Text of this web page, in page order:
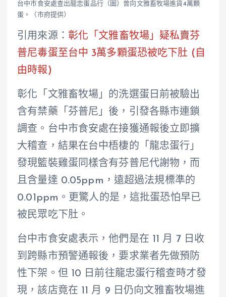
台中市食安處查出龍忠蛋品行（圖）曾向文雅畜牧場進貨4萬顆
蛋。（市府提供）
引用來源： 彰化「文雅畜牧場」疑私賣芬
普尼毒蛋至台中 3萬多顆蛋恐被吃下肚 (自
由時報)
彰化「文雅畜牧場」的洗選蛋日前被驗出
含有禁藥「芬普尼」後，引發各縣市連鎖
調查。台中市食安處在接獲通報後立即擴
大稽查，結果在台中梧棲的「龍忠蛋行」
發現籃裝雞蛋同樣含有芬普尼代謝物，而
且含量達 0.05ppm，遠超過法規標準的
0.01ppm。更驚人的是，這批蛋恐怕早已
被民眾吃下肚。
台中市食安處表示，他們是在 11 月 7 日收
到跨縣市預警通報後，要求業者先做預防
性下架。但 10 日前往龍忠蛋行稽查時才發
現，該店竟在 11 月 9 日仍向文雅畜牧場進